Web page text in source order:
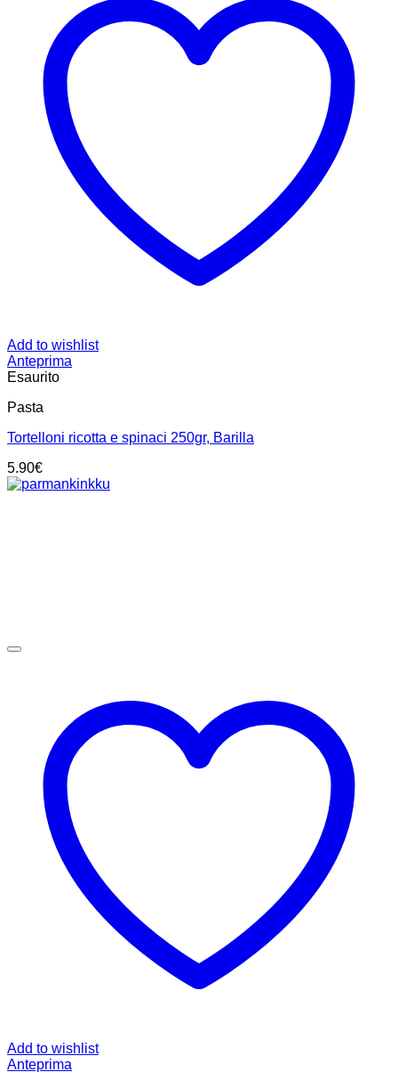
Add to wishlist
Anteprima
Esaurito
Pasta
Tortelloni ricotta e spinaci 250gr, Barilla
5.90€
Add to wishlist
Anteprima